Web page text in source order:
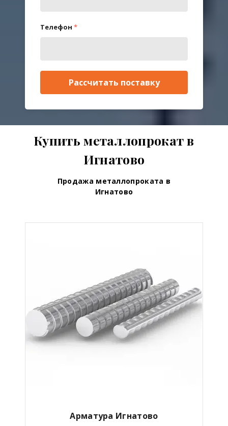
Телефон *
Рассчитать поставку
Купить металлопрокат в
Игнатово
Продажа металлопроката в
Игнатово
Арматура Игнатово